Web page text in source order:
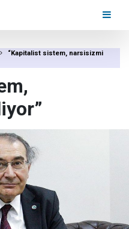
“Kapitalist sistem, narsisizmi